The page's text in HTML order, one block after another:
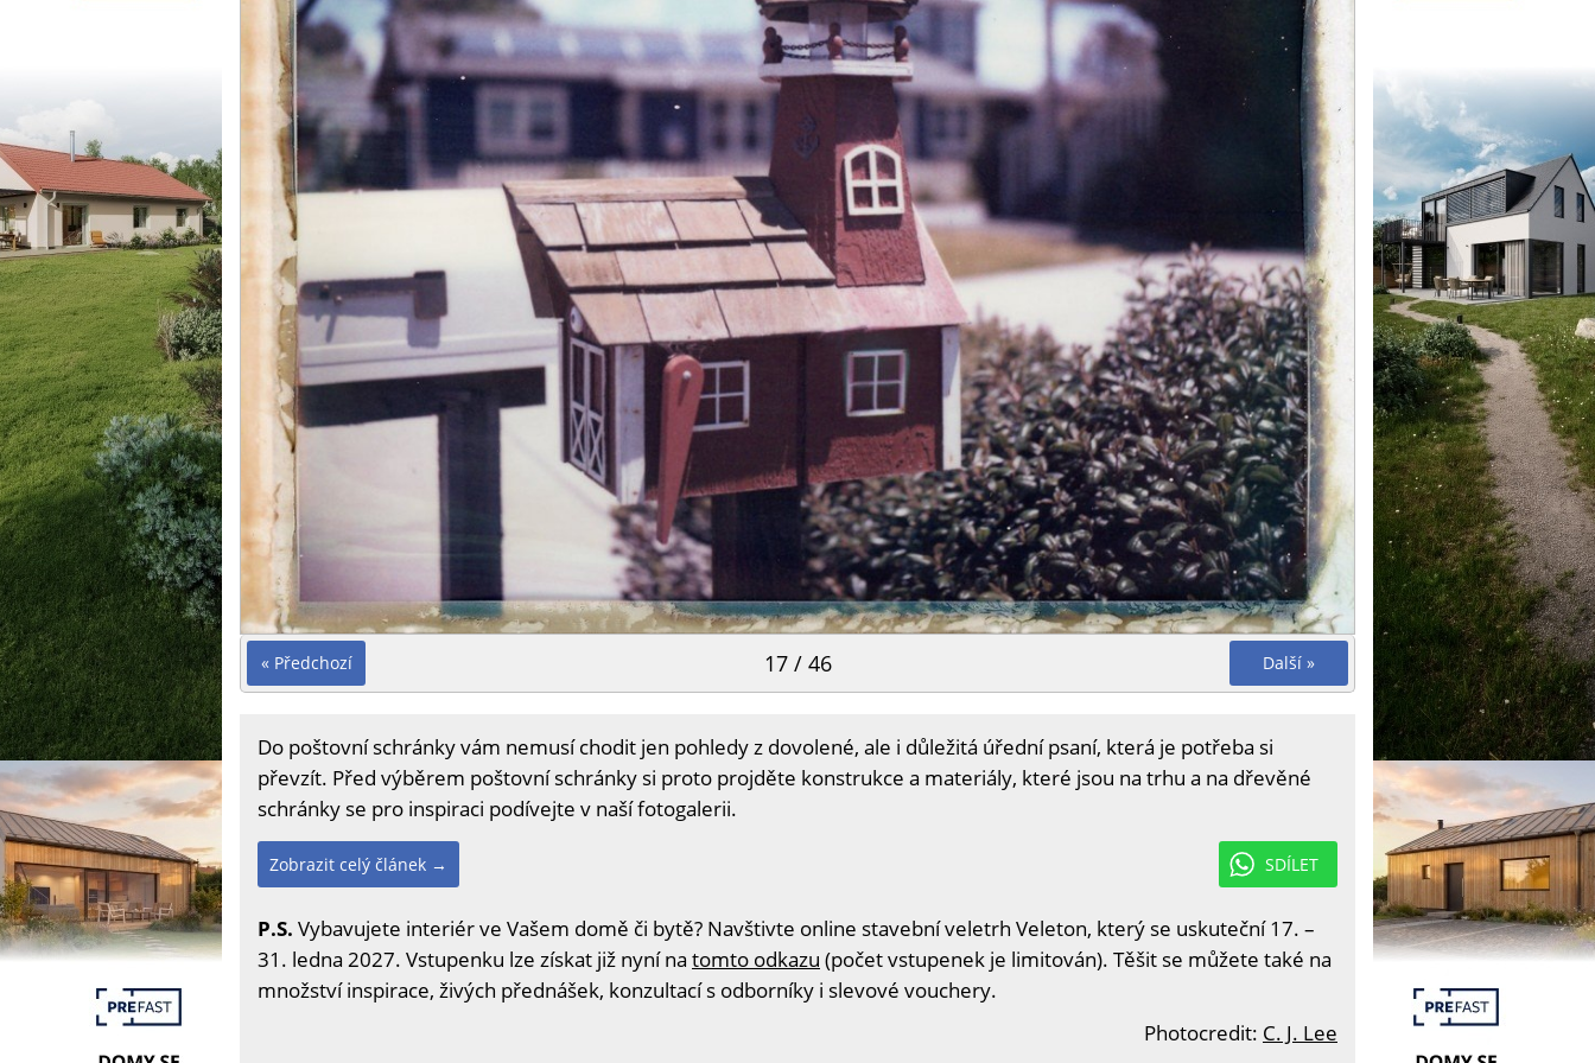
« Předchozí Další »
17 / 46
Do poštovní schránky vám nemusí chodit jen pohledy z dovolené, ale i důležitá úřední psaní, která je potřeba si
převzít. Před výběrem poštovní schránky si proto projděte konstrukce a materiály, které jsou na trhu a na dřevěné
schránky se pro inspiraci podívejte v naší fotogalerii.
SDÍLET
Zobrazit celý článek →
P.S. Vybavujete interiér ve Vašem domě či bytě? Navštivte online stavební veletrh Veleton, který se uskuteční 17. –
31. ledna 2027. Vstupenku lze získat již nyní na tomto odkazu (počet vstupenek je limitován). Těšit se můžete také na
množství inspirace, živých přednášek, konzultací s odborníky i slevové vouchery.
Photocredit: C. J. Lee